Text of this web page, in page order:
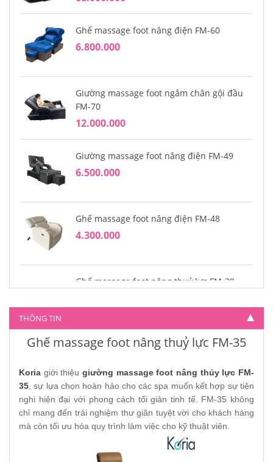
Ghế massage foot nâng điện FM-60
6.800.000
Giường massage foot ngâm chân gội đầu
FM-70
12.000.000
Giường massage foot nâng điện FM-49
6.500.000
Ghế massage foot nâng điện FM-48
4.300.000
Ghế massage foot nâng thuỷ lực FM-38
THÔNG TIN
Ghế massage foot nâng thuỷ lực FM-35
Koria giới thiệu giường massage foot nâng thủy lực FM-
35 , sự lựa chọn hoàn hảo cho các spa muốn kết hợp sự tiện
nghi hiện đại với phong cách tối giản tinh tế. FM-35 không
chỉ mang đến trải nghiệm thư giãn tuyệt vời cho khách hàng
mà còn tối ưu hóa quy trình làm việc cho kỹ thuật viên.